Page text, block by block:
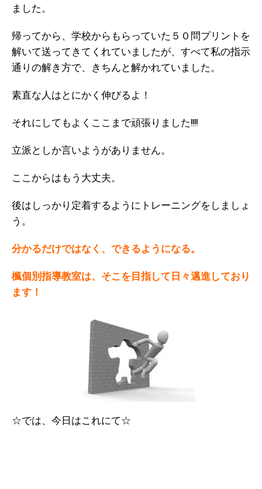
ました。
帰ってから、学校からもらっていた５０問プリントを
解いて送ってきてくれていましたが、すべて私の指示
通りの解き方で、きちんと解かれていました。
素直な人はとにかく伸びるよ！
それにしてもよくここまで頑張りました!!!!
立派としか言いようがありません。
ここからはもう大丈夫。
後はしっかり定着するようにトレーニングをしましょ
う。
分かるだけではなく、できるようになる。
楓個別指導教室は、そこを目指して日々邁進しており
ます！
☆では、今日はこれにて☆